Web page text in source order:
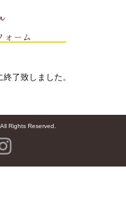
ォーム
了致しました。
Rights Reserved.